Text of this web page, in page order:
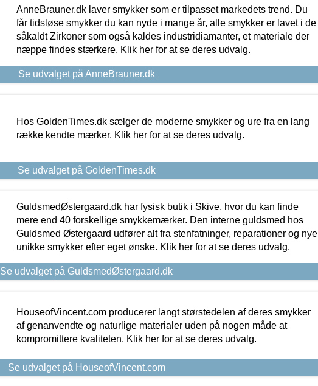
AnneBrauner.dk laver smykker som er tilpasset markedets trend. Du
får tidsløse smykker du kan nyde i mange år, alle smykker er lavet i de
såkaldt Zirkoner som også kaldes industridiamanter, et materiale der
næppe findes stærkere. Klik her for at se deres udvalg.
Se udvalget på AnneBrauner.dk
Hos GoldenTimes.dk sælger de moderne smykker og ure fra en lang
række kendte mærker. Klik her for at se deres udvalg.
Se udvalget på GoldenTimes.dk
GuldsmedØstergaard.dk har fysisk butik i Skive, hvor du kan finde
mere end 40 forskellige smykkemærker. Den interne guldsmed hos
Guldsmed Østergaard udfører alt fra stenfatninger, reparationer og nye
unikke smykker efter eget ønske. Klik her for at se deres udvalg.
Se udvalget på GuldsmedØstergaard.dk
HouseofVincent.com producerer langt størstedelen af deres smykker
af genanvendte og naturlige materialer uden på nogen måde at
kompromittere kvaliteten. Klik her for at se deres udvalg.
Se udvalget på HouseofVincent.com